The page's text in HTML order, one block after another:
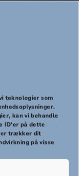
teknologier som
kan vi behandle
ID'er på dette
trækker dit
på visse